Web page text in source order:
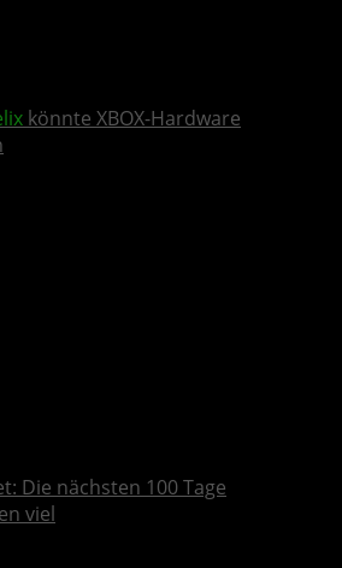
könnte XBOX-Hardware
Die nächsten 100 Tage
viel